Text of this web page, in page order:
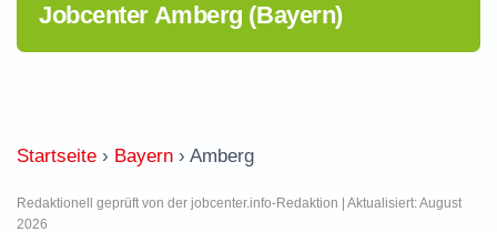
Jobcenter Amberg (Bayern)
Startseite › Bayern › Amberg
Redaktionell geprüft von der jobcenter.info-Redaktion | Aktualisiert: August
2026